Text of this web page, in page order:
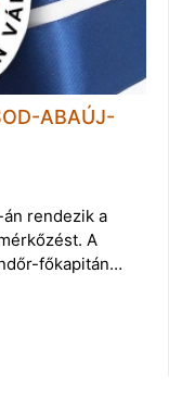
ABAÚJ-
rendezik a
A
főkapitán…